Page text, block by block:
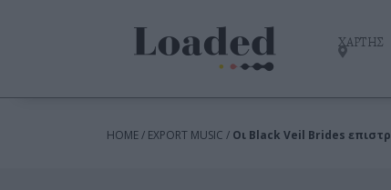
ΧΑΡΤΗΣ
HOME / EXPORT MUSIC / Οι Black Veil Brides